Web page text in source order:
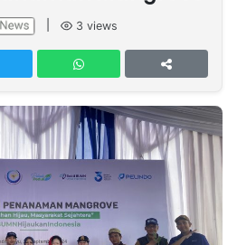
3 views